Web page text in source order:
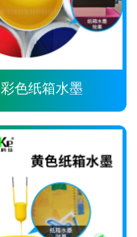
彩色纸箱水墨